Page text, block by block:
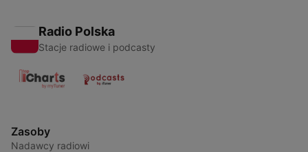
Radio Polska
Stacje radiowe i podcasty
Zasoby
Nadawcy radiowi